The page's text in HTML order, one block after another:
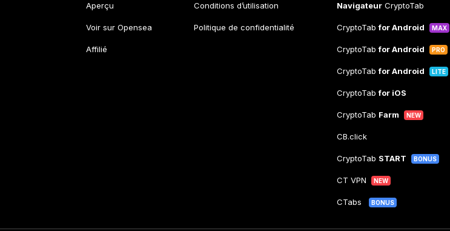
Aperçu
Voir sur Opensea
Affilié
Conditions d’utilisation
Politique de confidentialité
NavigateurCryptoTab
CryptoTabfor Android MAX
CryptoTabfor Android PRO
CryptoTabfor Android LITE
CryptoTabfor iOS
CryptoTab Farm NEW
CB.click
CryptoTab START BONUS
CT VPN NEW
CTabs BONUS